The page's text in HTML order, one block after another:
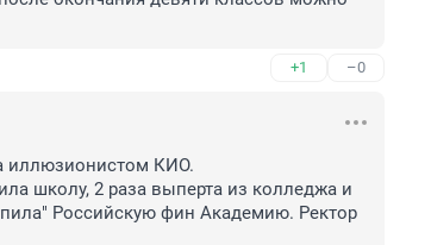
+1 –0
иллюзионистом КИО.
школу, 2 раза выперта из колледжа и
Российскую фин Академию. Ректор